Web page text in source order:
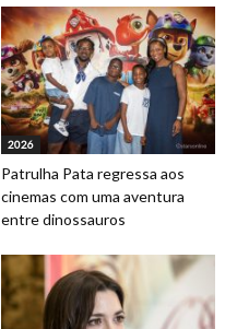
2026
Patrulha Pata regressa aos
cinemas com uma aventura
entre dinossauros